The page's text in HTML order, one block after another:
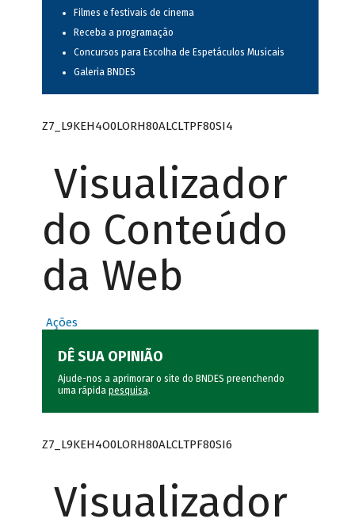
Filmes e festivais de cinema
Receba a programação
Concursos para Escolha de Espetáculos Musicais
Galeria BNDES
Z7_L9KEH4O0LORH80ALCLTPF80SI4
Visualizador
do Conteúdo
da Web
Ações
DÊ SUA OPINIÃO
Ajude-nos a aprimorar o site do BNDES preenchendo
uma rápida pesquisa.
Z7_L9KEH4O0LORH80ALCLTPF80SI6
Visualizador